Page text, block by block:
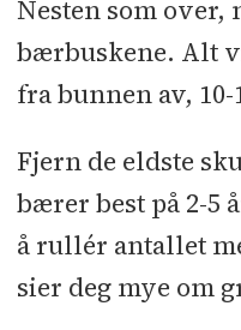
Nesten som
bærbuskene. Alt
fra bunnen av,
Fjern de eldste
bærer best på 2-5
å rullér antallet
sier deg mye om